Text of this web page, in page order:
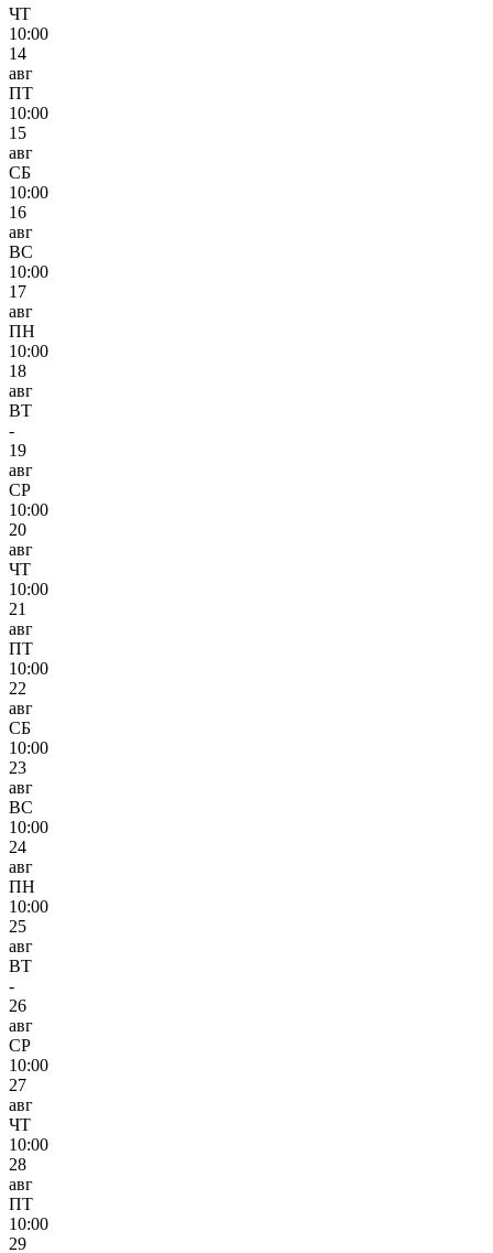
ЧТ
10:00
14
авг
ПТ
10:00
15
авг
СБ
10:00
16
авг
ВС
10:00
17
авг
ПН
10:00
18
авг
ВТ
-
19
авг
СР
10:00
20
авг
ЧТ
10:00
21
авг
ПТ
10:00
22
авг
СБ
10:00
23
авг
ВС
10:00
24
авг
ПН
10:00
25
авг
ВТ
-
26
авг
СР
10:00
27
авг
ЧТ
10:00
28
авг
ПТ
10:00
29